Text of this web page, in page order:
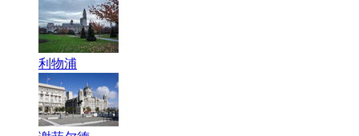
利物浦